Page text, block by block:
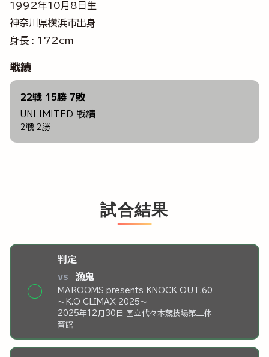
1992年10月8日生
神奈川県横浜市出身
身長 : 172cm
戦績
22戦 15勝 7敗
UNLIMITED 戦績
2戦 2勝
試合結果
◯
判定
vs 漁鬼
MAROOMS presents KNOCK OUT.60
～K.O CLIMAX 2025～
2025年12月30日 国立代々木競技場第二体
育館